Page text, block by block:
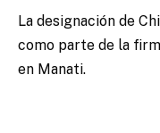
La designación de
como parte de la
en Manati.